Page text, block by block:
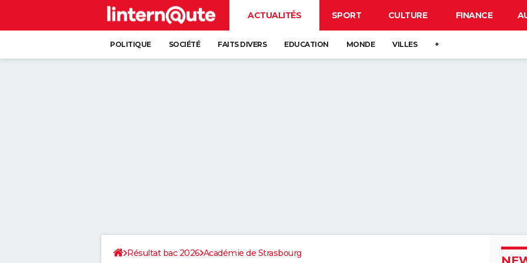
ACTUALITÉS SPORT CULTURE FINANCE
POLITIQUE SOCIÉTÉ FAITS DIVERS EDUCATION MONDE VILLES +
Résultat bac 2026 Académie de Strasbourg